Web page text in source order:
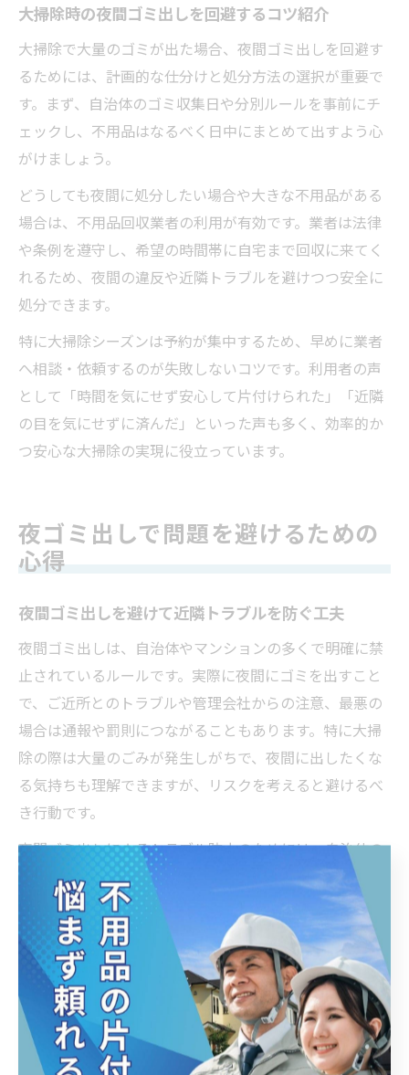
大掃除時の夜間ゴミ出しを回避するコツ紹介
大掃除で大量のゴミが出た場合、夜間ゴミ出しを回避す
るためには、計画的な仕分けと処分方法の選択が重要で
す。まず、自治体のゴミ収集日や分別ルールを事前にチ
ェックし、不用品はなるべく日中にまとめて出すよう心
がけましょう。
どうしても夜間に処分したい場合や大きな不用品がある
場合は、不用品回収業者の利用が有効です。業者は法律
や条例を遵守し、希望の時間帯に自宅まで回収に来てく
れるため、夜間の違反や近隣トラブルを避けつつ安全に
処分できます。
特に大掃除シーズンは予約が集中するため、早めに業者
へ相談・依頼するのが失敗しないコツです。利用者の声
として「時間を気にせず安心して片付けられた」「近隣
の目を気にせずに済んだ」といった声も多く、効率的か
つ安心な大掃除の実現に役立っています。
夜ゴミ出しで問題を避けるための
心得
夜間ゴミ出しを避けて近隣トラブルを防ぐ工夫
夜間ゴミ出しは、自治体やマンションの多くで明確に禁
止されているルールです。実際に夜間にゴミを出すこと
で、ご近所とのトラブルや管理会社からの注意、最悪の
場合は通報や罰則につながることもあります。特に大掃
除の際は大量のごみが発生しがちで、夜間に出したくな
る気持ちも理解できますが、リスクを考えると避けるべ
き行動です。
夜間ゴミ出しによるトラブル防止のためには、自治体の
収集時間やゴミ出しルールを事前にしっかり確認しまし
ょう。指定された時間帯を守ることが、近隣住民との良
好な関係やトラブル回避につながります。どうしても時
間が合わない場合は、不用品回収業者の利用を検討する
ことで、ルール違反をせずに大量のごみを安全に処分で
きます。
実際に夜間にゴミを出してしまい、カラスや猫による散